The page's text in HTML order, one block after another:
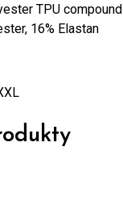
TPU compound
16% Elastan